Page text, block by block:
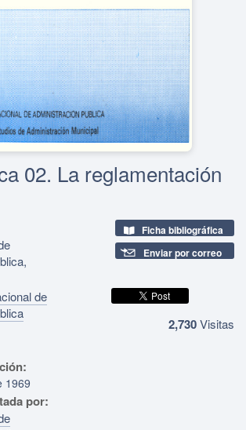
02. La reglamentación
de
1969
por:
Ficha bibliográfica
Enviar por correo
2,730Visitas